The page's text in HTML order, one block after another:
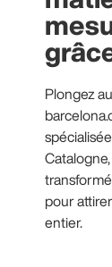
Plongez
pour
entier.